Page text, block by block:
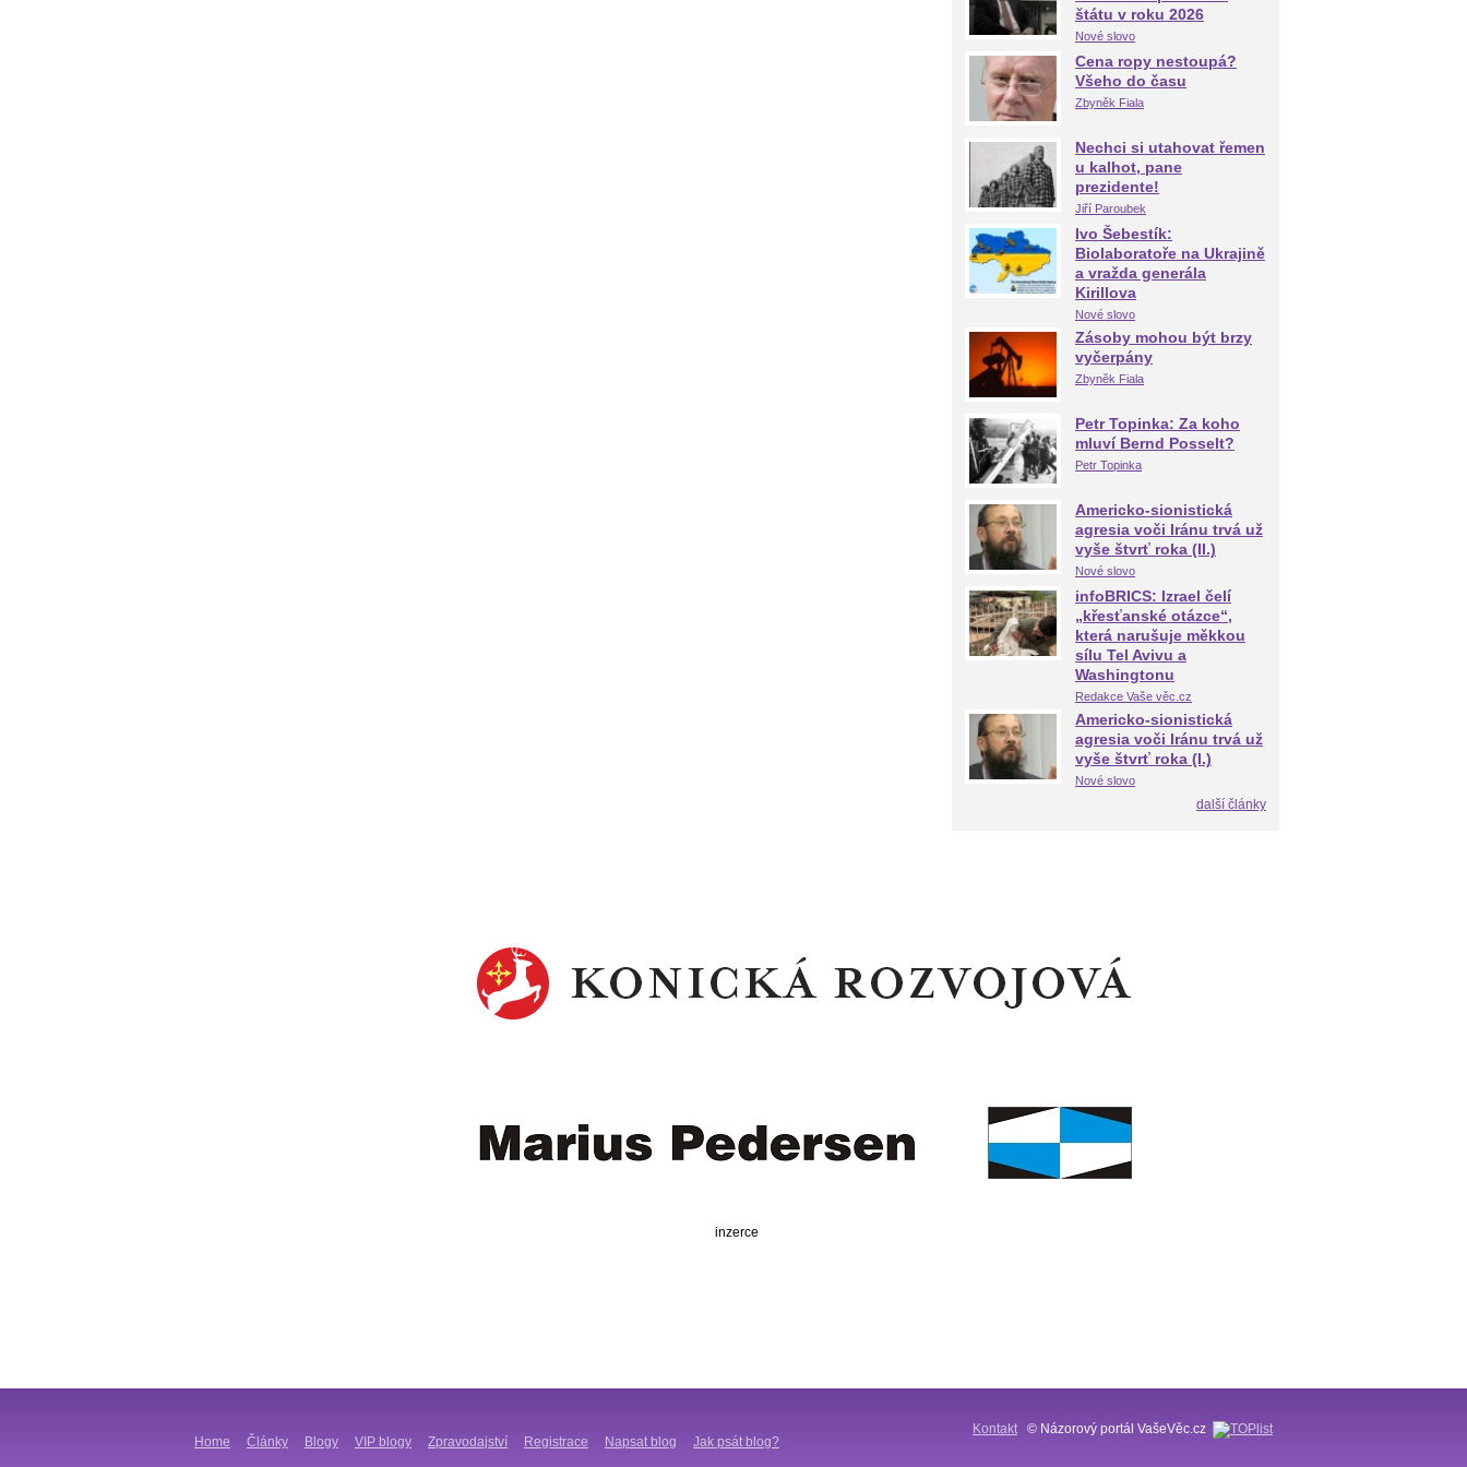
štátu v roku 2026
Nové slovo
Cena ropy nestoupá?
Všeho do času
Zbyněk Fiala
Nechci si utahovat řemen
u kalhot, pane
prezidente!
Jiří Paroubek
Ivo Šebestík:
Biolaboratoře na Ukrajině
a vražda generála
Kirillova
Nové slovo
Zásoby mohou být brzy
vyčerpány
Zbyněk Fiala
Petr Topinka: Za koho
mluví Bernd Posselt?
Petr Topinka
Americko-sionistická
agresia voči Iránu trvá už
vyše štvrť roka (II.)
Nové slovo
infoBRICS: Izrael čelí
„křesťanské otázce“,
která narušuje měkkou
sílu Tel Avivu a
Washingtonu
Redakce Vaše věc.cz
Americko-sionistická
agresia voči Iránu trvá už
vyše štvrť roka (I.)
Nové slovo
další články
inzerce
Home Články Blogy VIP blogy Zpravodajství Registrace Napsat blog Jak psát blog?
Kontakt © Názorový portál VašeVěc.cz